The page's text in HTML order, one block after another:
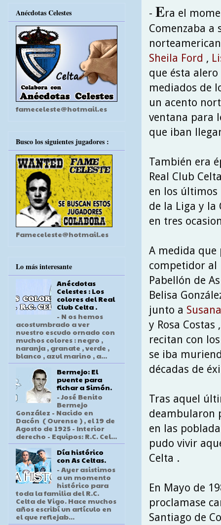
- Era el
Comenzaba
Sheila Ford ,
que ésta
mediados de
un acento
ventana para
que iban
También era
Real Club
en los últimos
de la Liga y
en tres
A medida que
competidor al
Pabellón de
Belisa
junto a
y Rosa
recitan con
se iba
décadas de
Tras aquel
deambularon
en las
pudo vivir
Celta .
En Mayo de
proclamase
Santiago de
Anécdotas Celestes
fameceleste@hotmail.es
Busco los siguientes jugadores :
Fameceleste@hotmail.es
Lo más interesante
Anécdotas
Celestes : Los
colores del Real
Club Celta .
- N os hemos
acostumbrado a ver
nuestro escudo ornado con
muchos colores : negro ,
naranja , granate , verde ,
blanco , azul marino , a...
Bermejo: El
puente para
fichar a Simón.
- José Benito
Bermejo
González - Nacido en
Dacón ( Ourense ) , el 19 de
Agosto de 1925 - Interior
derecho - Equipos: R.C. Cel...
Día histórico
con As Celtas.
- Ayer asistimos
a un momento
histórico para
toda la familia del R.C.
Celta de Vigo. Hace muchos
años escribí un artículo en
el que reflejab...